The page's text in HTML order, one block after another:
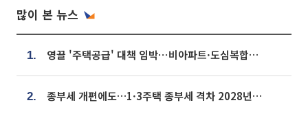
많이 본 뉴스
1. 영끌 '주택공급' 대책 임박⋯비아파트·도심복합까지 총동원
2. 종부세 개편에도…1·3주택 종부세 격차 2028년부터 확대